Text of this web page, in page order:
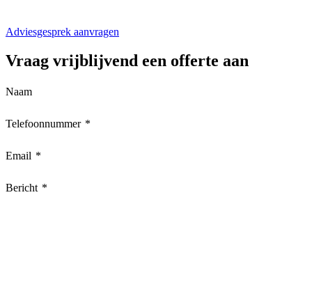
Adviesgesprek aanvragen
Vraag vrijblijvend een offerte aan
Naam
Telefoonnummer *
Email *
Bericht *